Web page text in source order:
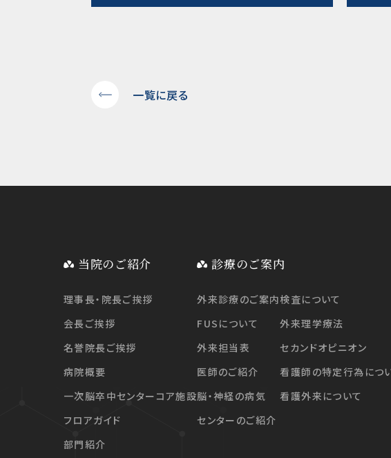
一覧に戻る
当院のご紹介
理事長・院長ご挨拶
会長ご挨拶
名誉院長ご挨拶
病院概要
一次脳卒中センターコア施設
フロアガイド
部門紹介
診療のご案内
外来診療のご案内
FUSについて
外来担当表
医師のご紹介
脳・神経の病気
センターのご紹介
検査について
外来理学療法
セカンドオピニオン
看護師の特定行為につ
看護外来について